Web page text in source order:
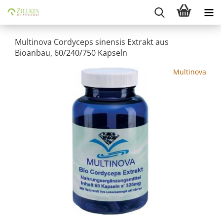
Multinova Cordyceps sinensis Extrakt aus
Bioanbau, 60/240/750 Kapseln
Multinova